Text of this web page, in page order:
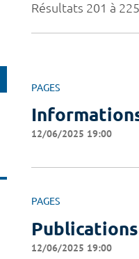
Résultats 201 à
PAGES
12/06/2025 19:00
PAGES
Publications
12/06/2025 19:00